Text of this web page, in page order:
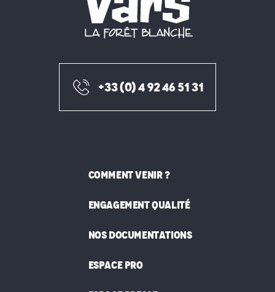
+33 (0) 4 92 46 51 31
COMMENT VENIR ?
ENGAGEMENT QUALITÉ
NOS DOCUMENTATIONS
ESPACE PRO